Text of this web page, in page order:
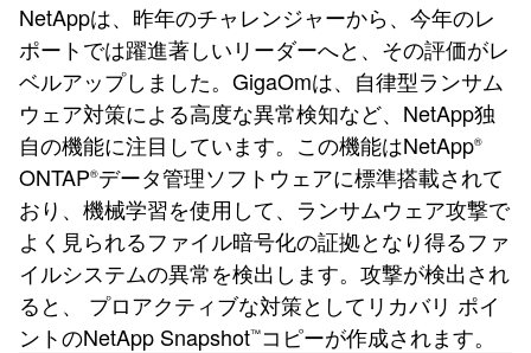
NetAppは、昨年のチャレンジャーから、今年のレ
ポートでは躍進著しいリーダーへと、その評価がレ
ベルアップしました。GigaOmは、自律型ランサム
ウェア対策による高度な異常検知など、NetApp独
自の機能に注目しています。この機能はNetApp®
ONTAP®データ管理ソフトウェアに標準搭載されて
おり、機械学習を使用して、ランサムウェア攻撃で
よく見られるファイル暗号化の証拠となり得るファ
イルシステムの異常を検出します。攻撃が検出され
ると、 プロアクティブな対策としてリカバリ ポイ
ントのNetApp Snapshot™コピーが作成されます。